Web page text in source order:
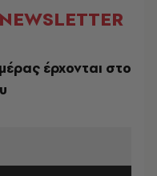
έρχονται στο